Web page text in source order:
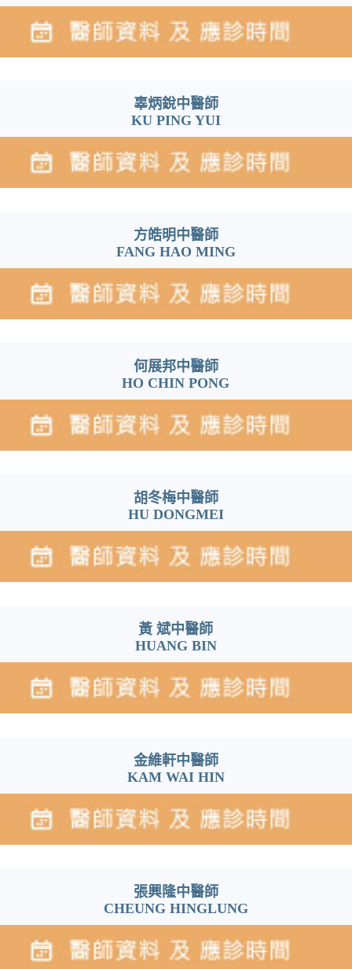
辜炳銳中醫師
KU PING YUI
方皓明中醫師
FANG HAO MING
何展邦中醫師
HO CHIN PONG
胡冬梅中醫師
HU DONGMEI
黃 斌中醫師
HUANG BIN
金維軒中醫師
KAM WAI HIN
張興隆中醫師
CHEUNG HINGLUNG